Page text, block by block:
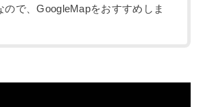
ので、GoogleMapをおすすめしま